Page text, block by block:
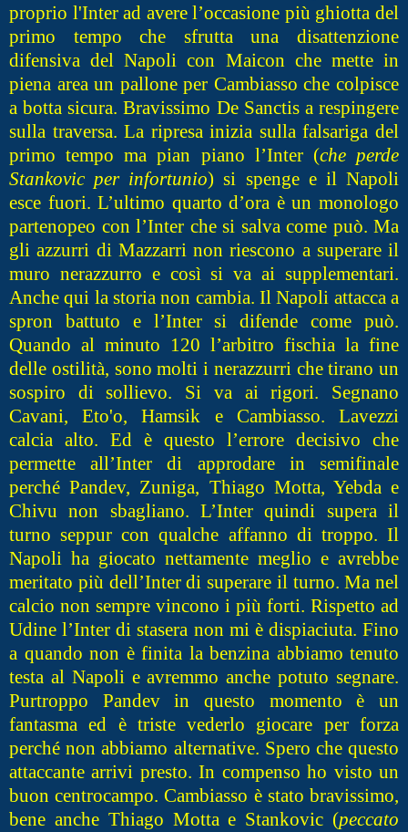
proprio l'Inter ad avere l’occasione più ghiotta del
primo tempo che sfrutta una disattenzione
difensiva del Napoli con Maicon che mette in
piena area un pallone per Cambiasso che colpisce
a botta sicura. Bravissimo De Sanctis a respingere
sulla traversa. La ripresa inizia sulla falsariga del
primo tempo ma pian piano l’Inter (che perde
Stankovic per infortunio) si spenge e il Napoli
esce fuori. L’ultimo quarto d’ora è un monologo
partenopeo con l’Inter che si salva come può. Ma
gli azzurri di Mazzarri non riescono a superare il
muro nerazzurro e così si va ai supplementari.
Anche qui la storia non cambia. Il Napoli attacca a
spron battuto e l’Inter si difende come può.
Quando al minuto 120 l’arbitro fischia la fine
delle ostilità, sono molti i nerazzurri che tirano un
sospiro di sollievo. Si va ai rigori. Segnano
Cavani, Eto'o, Hamsik e Cambiasso. Lavezzi
calcia alto. Ed è questo l’errore decisivo che
permette all’Inter di approdare in semifinale
perché Pandev, Zuniga, Thiago Motta, Yebda e
Chivu non sbagliano. L’Inter quindi supera il
turno seppur con qualche affanno di troppo. Il
Napoli ha giocato nettamente meglio e avrebbe
meritato più dell’Inter di superare il turno. Ma nel
calcio non sempre vincono i più forti. Rispetto ad
Udine l’Inter di stasera non mi è dispiaciuta. Fino
a quando non è finita la benzina abbiamo tenuto
testa al Napoli e avremmo anche potuto segnare.
Purtroppo Pandev in questo momento è un
fantasma ed è triste vederlo giocare per forza
perché non abbiamo alternative. Spero che questo
attaccante arrivi presto. In compenso ho visto un
buon centrocampo. Cambiasso è stato bravissimo,
bene anche Thiago Motta e Stankovic (peccato